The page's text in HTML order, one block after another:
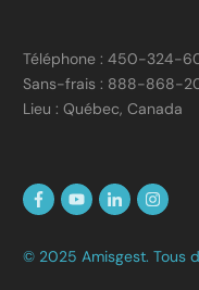
Téléphone : 450-324-
Sans-frais : 888-868-
Lieu : Québec, Canada
© 2025 Amisgest. Tous